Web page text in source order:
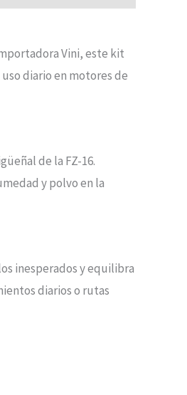
Vini, este kit
diario en motores de
de la FZ-16.
y polvo en la
inesperados y equilibra
diarios o rutas